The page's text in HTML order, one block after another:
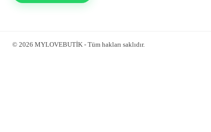
© 2026 MYLOVEBUTİK - Tüm hakları saklıdır.